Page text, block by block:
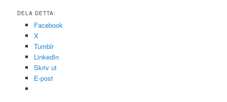
DELA DETTA:
Facebook
X
Tumblr
LinkedIn
Skriv ut
E-post